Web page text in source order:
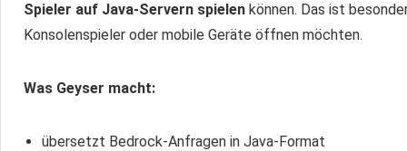
Spieler auf Java-Servern spielen können. Das ist
Konsolenspieler oder mobile Geräte öffnen möchten.
Was Geyser macht:
übersetzt Bedrock-Anfragen in Java-Format